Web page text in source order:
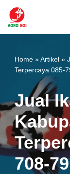
Lompat
Home »Artikel »
Terpercaya 085-
Jual
708-